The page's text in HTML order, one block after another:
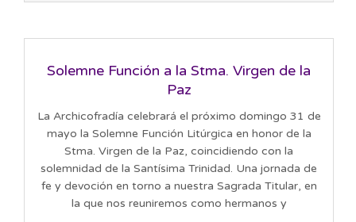
Solemne Función a la Stma. Virgen de la
Paz
La Archicofradía celebrará el próximo domingo 31 de
mayo la Solemne Función Litúrgica en honor de la
Stma. Virgen de la Paz, coincidiendo con la
solemnidad de la Santísima Trinidad. Una jornada de
fe y devoción en torno a nuestra Sagrada Titular, en
la que nos reuniremos como hermanos y